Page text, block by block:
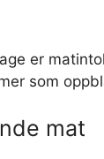
er
som
mat